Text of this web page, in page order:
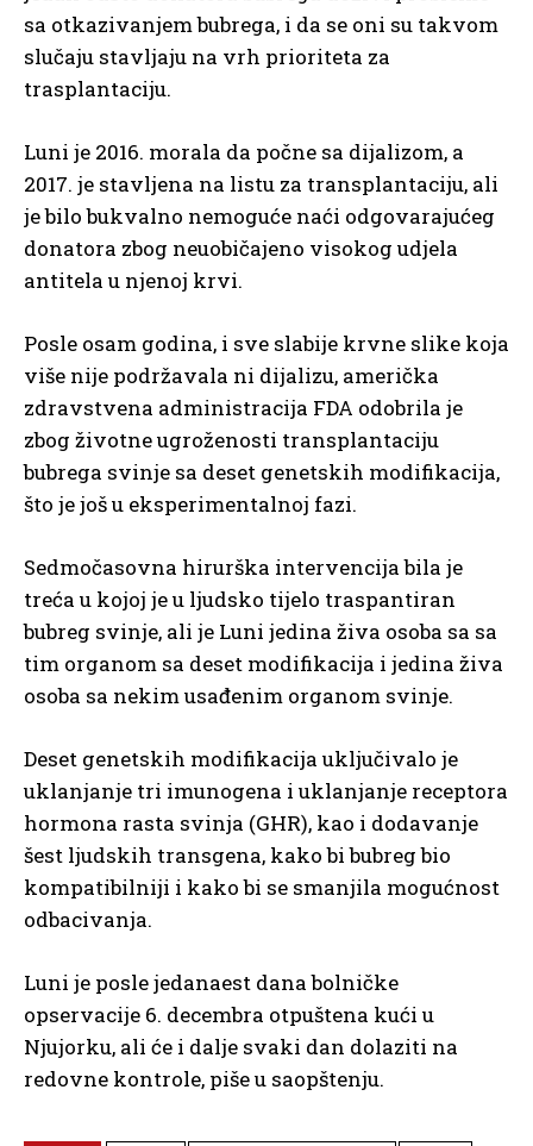
sa otkazivanjem bubrega, i da se oni su takvom
slučaju stavljaju na vrh prioriteta za
trasplantaciju.
Luni je 2016. morala da počne sa dijalizom, a
2017. je stavljena na listu za transplantaciju, ali
je bilo bukvalno nemoguće naći odgovarajućeg
donatora zbog neuobičajeno visokog udjela
antitela u njenoj krvi.
Posle osam godina, i sve slabije krvne slike koja
više nije podržavala ni dijalizu, američka
zdravstvena administracija FDA odobrila je
zbog životne ugroženosti transplantaciju
bubrega svinje sa deset genetskih modifikacija,
što je još u eksperimentalnoj fazi.
Sedmočasovna hirurška intervencija bila je
treća u kojoj je u ljudsko tijelo traspantiran
bubreg svinje, ali je Luni jedina živa osoba sa sa
tim organom sa deset modifikacija i jedina živa
osoba sa nekim usađenim organom svinje.
Deset genetskih modifikacija uključivalo je
uklanjanje tri imunogena i uklanjanje receptora
hormona rasta svinja (GHR), kao i dodavanje
šest ljudskih transgena, kako bi bubreg bio
kompatibilniji i kako bi se smanjila mogućnost
odbacivanja.
Luni je posle jedanaest dana bolničke
opservacije 6. decembra otpuštena kući u
Njujorku, ali će i dalje svaki dan dolaziti na
redovne kontrole, piše u saopštenju.